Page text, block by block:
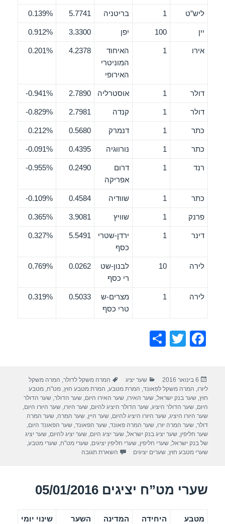
ליש”ט 1 בריטניה 5.7741
0.139%
יין 100 יפן 3.3300
0.912%
אירו 1
האיחוד
המוניטרי
האירופי
4.2378
0.201%
דולר 1 אוסטרליה 2.7890
0.941%-
דולר 1 קנדה 2.7981
0.829%-
כתר 1 דנמרק 0.5680
0.212%
כתר 1 נורווגיה 0.4395
0.091%-
רנד 1
דרום
אפריקה
0.2490
0.955%-
כתר 1 שוודיה 0.4584
0.109%-
פרנק 1 שוויץ 3.9081
0.365%
דינר 1
ירדן-שטרי
כסף
5.5491
0.327%
לירה 10
לבנון-שט
רי כסף
0.0262
0.769%
לירה 1
מצרים-ש
טרי כסף
0.5033
0.319%
F
e
b
o
o
k
T
er
e
פורסם
בתאריך
6 בינואר 2016 קטגוריות
שער יציג תגיות
המרה משקל לדולר המרה משקל
ליורו המרה משקל לפאונד המרת מטבע המרת מטבע חוץ ,מט"ח ,מטבע
חוץ ,שער בנק ישראל ,שער האירו ,שער האירו היום ,שער הדולר ,שער הדולר
היום ,שער הדולר היציג ,שער הדולר היציג להיום ,שער היורו ,שער היורו היום
שער היורו היציג ,שער היורו היציג להיום ,שער היין ,שער המרה ,שער המרה
דולר ,שער המרה יורו ,שער המרה פאונד ,שער הפאונד ,שער הפאונד היום
שער חליפין ,שער יציג בנק ישראל ,שער יציג היום ,שער יציג להיום ,שער יציג
של בנק ישראל ,שערי חליפין ,שערי חליפין יציגים ,שערי מט"ח ,שערי מטבע
שערי מטבע חוץ ,שערים יציגים השארת תגובה
שערי מט”ח יציגים 05/01/2016
מטבע היחידה המדינה השער שינוי יומי